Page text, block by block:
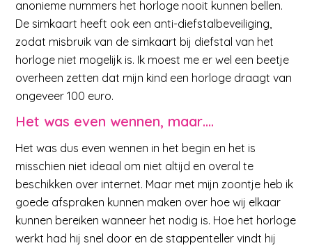
anonieme nummers het horloge nooit kunnen bellen.
De simkaart heeft ook een anti-diefstalbeveiliging,
zodat misbruik van de simkaart bij diefstal van het
horloge niet mogelijk is. Ik moest me er wel een beetje
overheen zetten dat mijn kind een horloge draagt van
ongeveer 100 euro.
Het was even wennen, maar….
Het was dus even wennen in het begin en het is
misschien niet ideaal om niet altijd en overal te
beschikken over internet. Maar met mijn zoontje heb ik
goede afspraken kunnen maken over hoe wij elkaar
kunnen bereiken wanneer het nodig is. Hoe het horloge
werkt had hij snel door en de stappenteller vindt hij